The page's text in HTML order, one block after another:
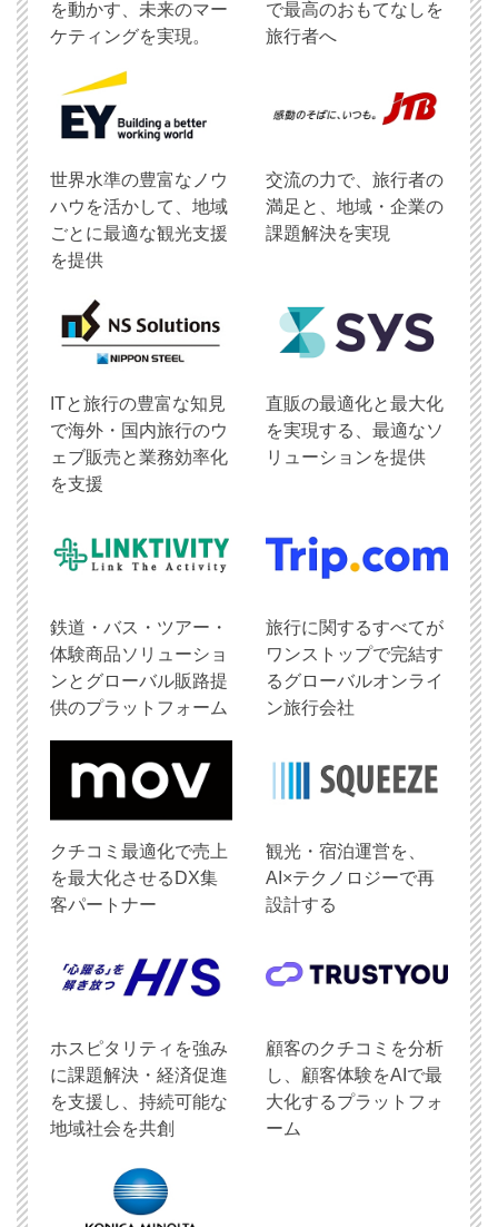
を動かす、未来のマー
ケティングを実現。
で最高のおもてなしを
旅行者へ
世界水準の豊富なノウ
ハウを活かして、地域
ごとに最適な観光支援
を提供
交流の力で、旅行者の
満足と、地域・企業の
課題解決を実現
ITと旅行の豊富な知見
で海外・国内旅行のウ
ェブ販売と業務効率化
を支援
直販の最適化と最大化
を実現する、最適なソ
リューションを提供
鉄道・バス・ツアー・
体験商品ソリューショ
ンとグローバル販路提
供のプラットフォーム
旅行に関するすべてが
ワンストップで完結す
るグローバルオンライ
ン旅行会社
クチコミ最適化で売上
を最大化させるDX集
客パートナー
観光・宿泊運営を、
AI×テクノロジーで再
設計する
ホスピタリティを強み
に課題解決・経済促進
を支援し、持続可能な
地域社会を共創
顧客のクチコミを分析
し、顧客体験をAIで最
大化するプラットフォ
ーム